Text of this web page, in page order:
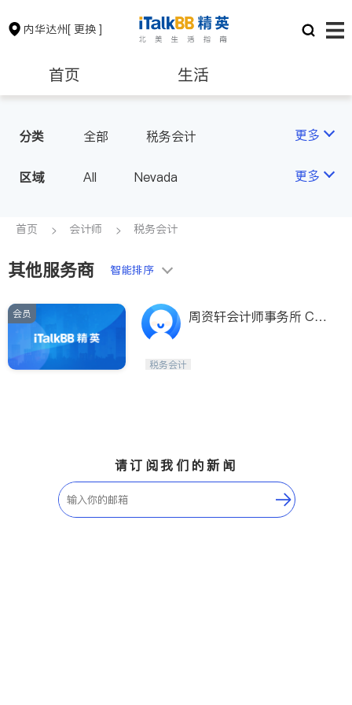
内华达州[ 更换 ]
首页 生活
保险理财 房地产租售
会计师 建筑装修
教育
非盈利组织
分类 全部 税务会计 更多
区域 All Nevada 更多
首页 会计师 税务会计
其他服务商 智能排序
会员
周资轩会计师事务所 CP
税务会计
请订阅我们的新闻